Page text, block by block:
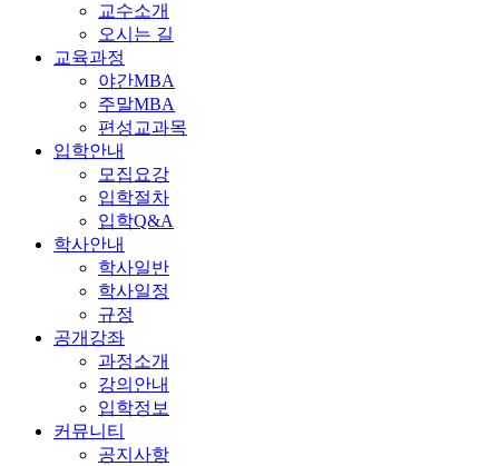
교수소개
오시는 길
교육과정
야간MBA
주말MBA
편성교과목
입학안내
모집요강
입학절차
입학Q&A
학사안내
학사일반
학사일정
규정
공개강좌
과정소개
강의안내
입학정보
커뮤니티
공지사항